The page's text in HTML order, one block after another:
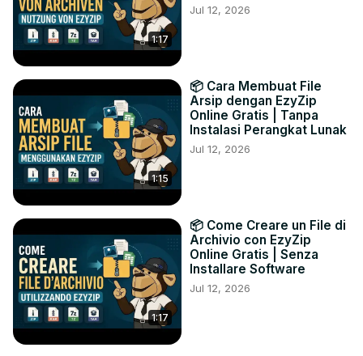
1:17
Jul 12, 2026
1:15
📦 Cara Membuat File
Arsip dengan EzyZip
Online Gratis | Tanpa
Instalasi Perangkat Lunak
Jul 12, 2026
1:17
📦 Come Creare un File di
Archivio con EzyZip
Online Gratis | Senza
Installare Software
Jul 12, 2026